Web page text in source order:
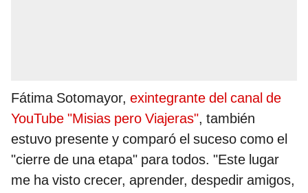
Fátima Sotomayor, exintegrante del canal de
YouTube "Misias pero Viajeras", también
estuvo presente y comparó el suceso como el
"cierre de una etapa" para todos. "Este lugar
me ha visto crecer, aprender, despedir amigos,